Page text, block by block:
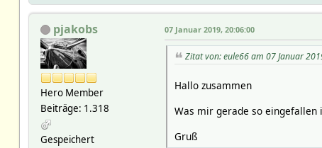
pjakobs
Hero Member
Beiträge: 1.318
Gespeichert
07 Januar 2019, 20:06:00
Zitat von: eule66 am 07 Januar
Hallo zusammen
Was mir gerade so
Gruß